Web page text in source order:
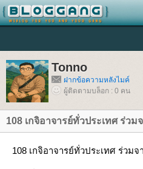
Tonno
ฝากข้อความหลังไมค์
ผู้ติดตามบล็อก : 0 คน
108 เกจิอาจารย์ทั่วประเทศ ร่ว
108 เกจิอาจารย์ทั่วประเทศ ร่วม